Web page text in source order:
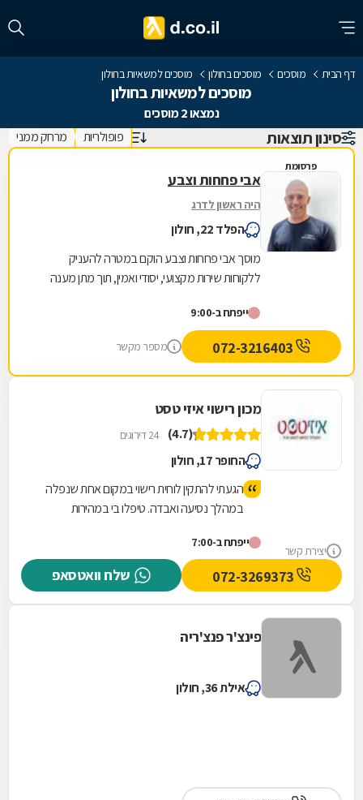
דף הבית מוסכים מוסכים בחולון מוסכים למשאיות בחולון
מוסכים למשאיות בחולון
נמצאו 2 מוסכים
סינון תוצאות פופולריות מרחק ממני
פרסומת
אבי פחחות וצבע
היה ראשון לדרג
הפלד 22, חולון
מוסך אבי פחחות וצבע הוקם במטרה להעניק
ללקוחות שירות מקצועי, יסודי ואמין, תוך מתן מענה
ניסיון,...
ייפתח ב-9:00
מספר מקשר
יצירת קשר
מכון רישוי איזי טסט
(4.7) 24 דירוגים
החופר 17, חולון
הגעתי להתקין לוחית רישוי במקום אחת שנפלה
במהלך נסיעה ואבדה. טיפלו בי במהירות
המקום מטופח ונקי.
ייפתח ב-7:00
שלח וואטסאפ
פינצ'ר פנצ'ריה
אילת 36, חולון